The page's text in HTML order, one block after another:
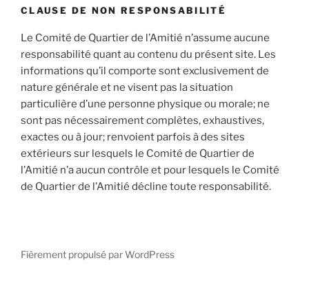
CLAUSE DE NON RESPONSABILITÉ
Le Comité de Quartier de l’Amitié n’assume aucune
responsabilité quant au contenu du présent site. Les
informations qu’il comporte sont exclusivement de
nature générale et ne visent pas la situation
particulière d’une personne physique ou morale; ne
sont pas nécessairement complètes, exhaustives,
exactes ou à jour; renvoient parfois à des sites
extérieurs sur lesquels le Comité de Quartier de
l’Amitié n’a aucun contrôle et pour lesquels le Comité
de Quartier de l’Amitié décline toute responsabilité.
Fièrement propulsé par WordPress